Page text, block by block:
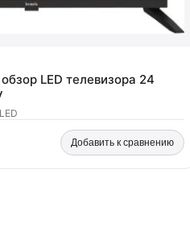
LED телевизора 24
LED
Добавить к сравнению